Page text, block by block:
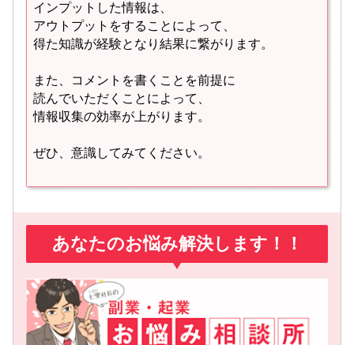
インプットした情報は、
アウトプットをすることによって、
得た知識が経験となり結果に繋がります。
また、コメントを書くことを前提に
読んでいただくことによって、
情報収集の効率が上がります。
ぜひ、意識してみてください。
あなたのお悩み解決します！！